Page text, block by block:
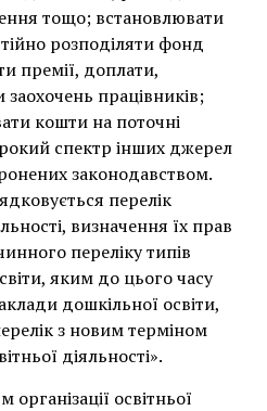
тощо; встановлювати
розподіляти фонд
премії, доплати,
працівників;
кошти на поточні
спектр інших джерел
законодавством.
перелік
визначення їх прав
переліку типів
яким до цього часу
дошкільної освіти,
з новим терміном
діяльності».
освітньої